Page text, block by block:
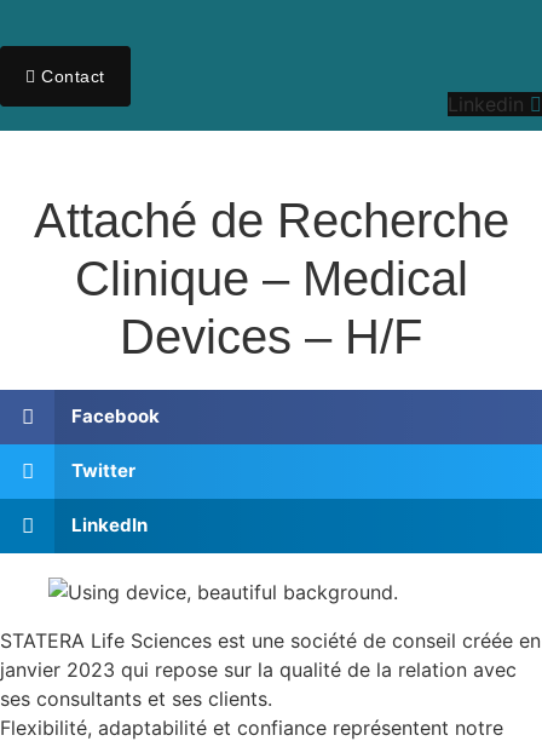
Contact
Linkedin
Attaché de Recherche
Clinique – Medical
Devices – H/F
Facebook
Twitter
LinkedIn
STATERA Life Sciences est une société de conseil créée en
janvier 2023 qui repose sur la qualité de la relation avec
ses consultants et ses clients.
Flexibilité, adaptabilité et confiance représentent notre